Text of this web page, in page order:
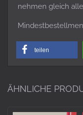
nehmen gleich
teilen
ÄHNLICHE